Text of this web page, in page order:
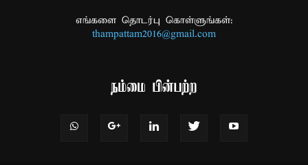
எங்களை தொடர்பு கொள்ளுங்கள்:
thampattam2016@gmail.com
நம்மை பின்பற்ற